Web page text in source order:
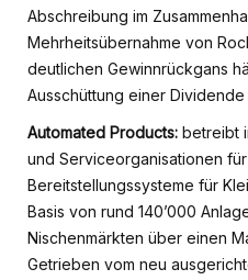
Abschreibung im
Mehrheitsübernahme von
deutlichen Gewinnrückgans
Ausschüttung einer
Automated Products: betreibt
und Serviceorganisationen
Bereitstellungssysteme für
Basis von rund 140’000
Nischenmärkten über einen
Getrieben vom neu